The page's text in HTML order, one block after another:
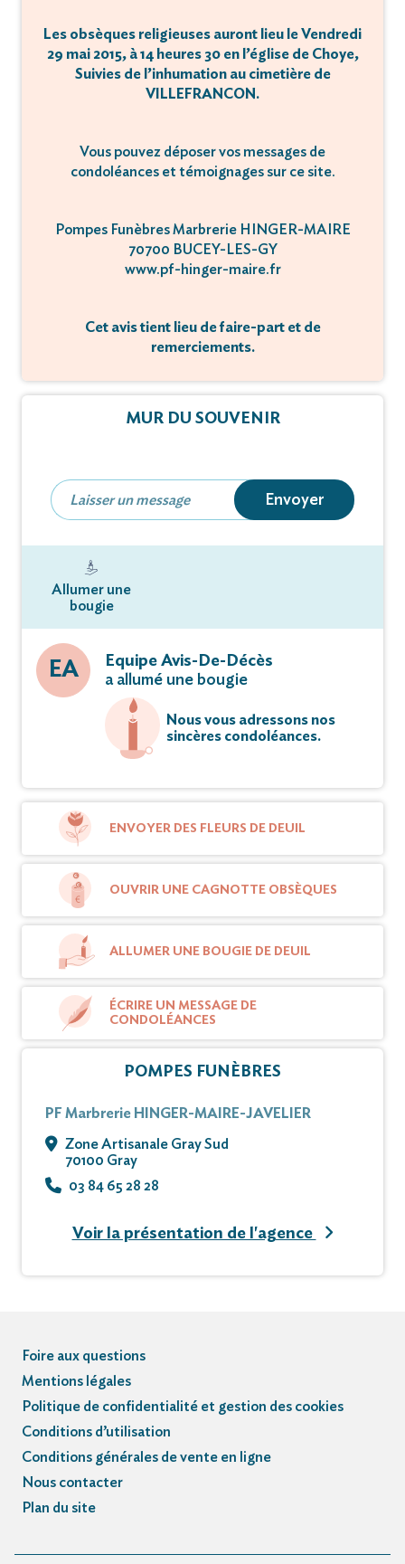
Les obsèques religieuses auront lieu le Vendredi
29 mai 2015, à 14 heures 30 en l’église de Choye,
Suivies de l’inhumation au cimetière de
VILLEFRANCON.
Vous pouvez déposer vos messages de
condoléances et témoignages sur ce site.
Pompes Funèbres Marbrerie HINGER-MAIRE
70700 BUCEY-LES-GY
www.pf-hinger-maire.fr
Cet avis tient lieu de faire-part et de
remerciements.
MUR DU SOUVENIR
Envoyer
Allumer une
bougie
EA
Equipe Avis-De-Décès
a allumé une bougie
Nous vous adressons nos
sincères condoléances.
ENVOYER DES FLEURS DE DEUIL
OUVRIR UNE CAGNOTTE OBSÈQUES
ALLUMER UNE BOUGIE DE DEUIL
ÉCRIRE UN MESSAGE DE
CONDOLÉANCES
POMPES FUNÈBRES
PF Marbrerie HINGER-MAIRE-JAVELIER
Zone Artisanale Gray Sud
70100 Gray
03 84 65 28 28
Voir la présentation de l'agence
Foire aux questions
Mentions légales
Politique de confidentialité et gestion des cookies
Conditions d’utilisation
Conditions générales de vente en ligne
Nous contacter
Plan du site